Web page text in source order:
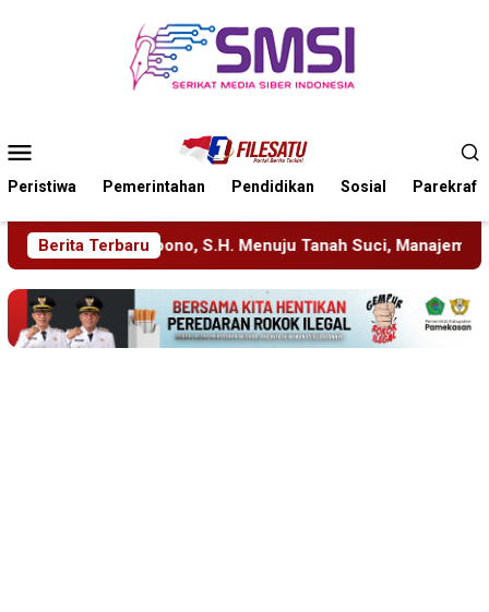
Mobile
Peristiwa Pemerintahan Pendidikan Sosial Parekraf
Berita Terbaru
Tanah Suci, Manajemen Pastikan Pelayanan Berita Tetap